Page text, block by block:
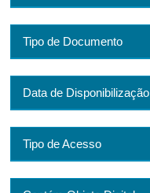
Tipo de Documento
Data de Disponibilização
Tipo de Acesso